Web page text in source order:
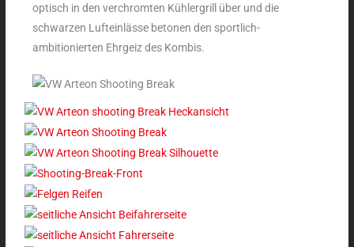
optisch in den verchromten Kühlergrill über und die
schwarzen Lufteinlässe betonen den sportlich-
ambitionierten Ehrgeiz des Kombis.